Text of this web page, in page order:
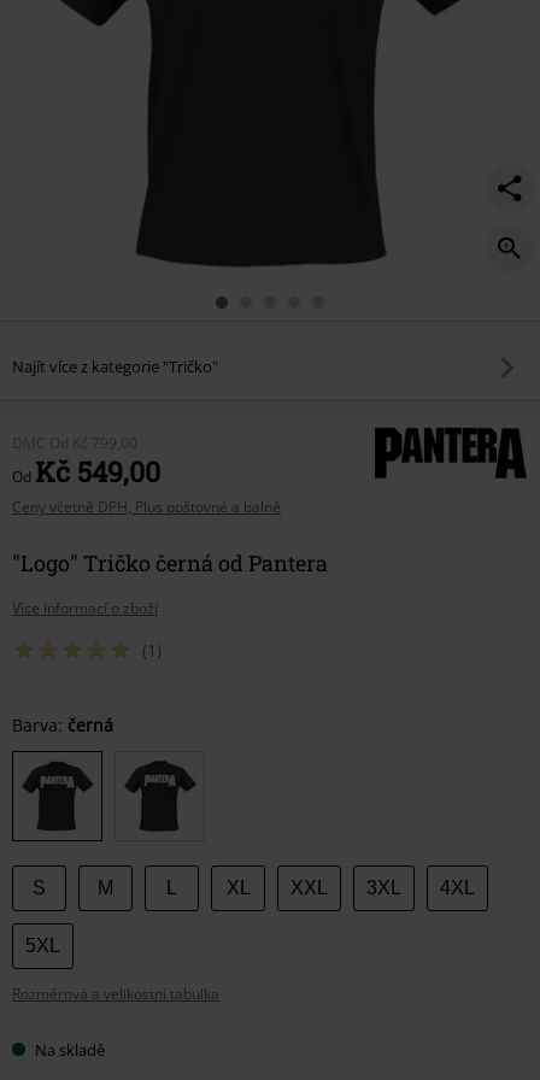
Najít více z kategorie "Tričko"
DMC Od Kč 799,00
Od Kč 549,00
Ceny včetně DPH, Plus poštovné a balné
"Logo" Tričko černá od Pantera
Více informací o zboží
(1)
Vyberte
si
velikost
Barva: černá
S M XL XXL 3XL 4XL
5XL
Rozměrová a velikostní tabulka
Na skladě